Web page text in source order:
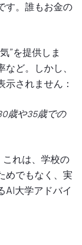
す。誰もお金の
”を提供しま
ど。しかし、
されません：
歳や35歳での
これは、学校の
めでもなく、実
AI大学アドバイ